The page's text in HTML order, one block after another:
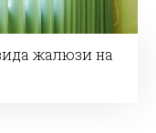
жалюзи на